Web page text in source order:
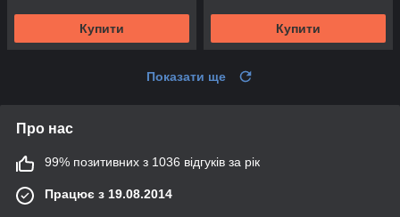
Купити Купити
Показати ще
Про нас
99% позитивних з 1036 відгуків за рік
Працює з 19.08.2014